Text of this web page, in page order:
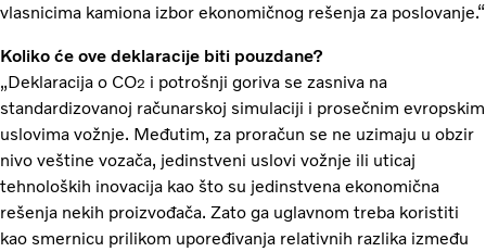
vlasnicima kamiona izbor ekonomičnog rešenja za poslovanje.“
Koliko će ove deklaracije biti pouzdane?
„Deklaracija o CO2 i potrošnji goriva se zasniva na
standardizovanoj računarskoj simulaciji i prosečnim evropskim
uslovima vožnje. Međutim, za proračun se ne uzimaju u obzir
nivo veštine vozača, jedinstveni uslovi vožnje ili uticaj
tehnoloških inovacija kao što su jedinstvena ekonomična
rešenja nekih proizvođača. Zato ga uglavnom treba koristiti
kao smernicu prilikom upoređivanja relativnih razlika između